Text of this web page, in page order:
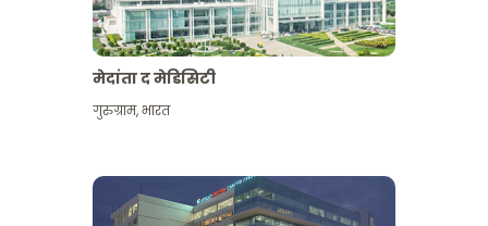
मेदांता द मेडिसिटी
गुरुग्राम,भारत